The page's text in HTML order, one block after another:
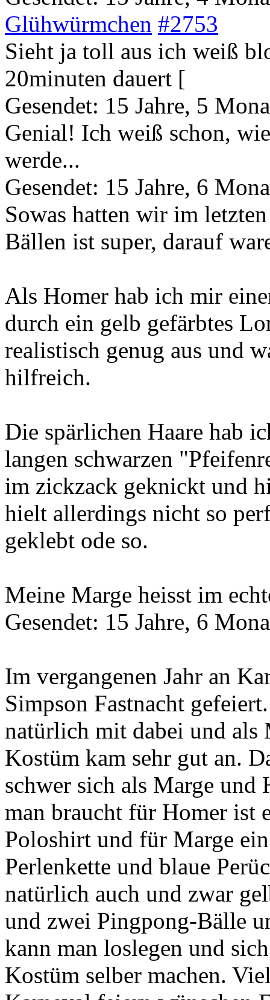
Glühwürmchen #2753
Sieht ja toll aus ich weiß
20minuten dauert [
Gesendet: 15 Jahre, 5
Genial! Ich weiß schon,
werde...
Gesendet: 15 Jahre, 6
Sowas hatten wir im
Bällen ist super, darauf
Als Homer hab ich mir
durch ein gelb gefärbtes
realistisch genug aus und
hilfreich.
Die spärlichen Haare hab
langen schwarzen
im zickzack geknickt und
hielt allerdings nicht so
geklebt ode so.
Meine Marge heisst im
Gesendet: 15 Jahre, 6
Im vergangenen Jahr an
Simpson Fastnacht
natürlich mit dabei und als
Kostüm kam sehr gut an.
schwer sich als Marge
man braucht für Homer ist
Poloshirt und für Marge
Perlenkette und blaue
natürlich auch und zwar
und zwei Pingpong-Bälle
kann man loslegen und
Kostüm selber machen.